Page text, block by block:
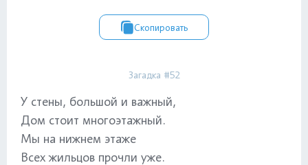
Скопировать
Загадка #52
У стены, большой и важный,
Дом стоит многоэтажный.
Мы на нижнем этаже
Всех жильцов прочли уже.